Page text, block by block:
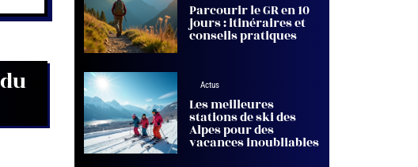
Parcourir le GR en 10
jours : itinéraires et
conseils pratiques
Actus
Les meilleures
stations de ski des
Alpes pour des
vacances inoubliables